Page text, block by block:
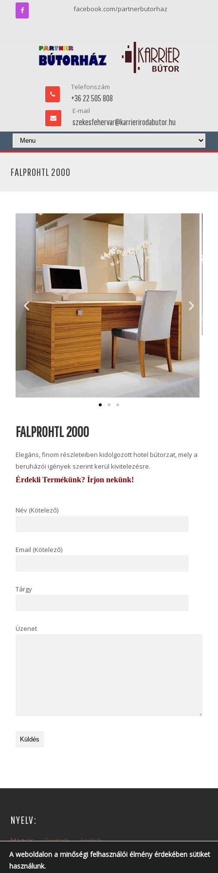
facebook.com/partnerbutorhaz
Telefonszám
+36 22 505 808
E-mail
szekesfehervar@karrierirodabutor.hu
FALPROHTL 2000
FALPROHTL 2000
Elegáns, finom részleteiben kidolgozott hotel bútorzat, mely a
beruházói igények szerint kerül kivitelezésre.
Érdekli Termékünk? Írjon nekünk!
Név (Kötelező)
Email (Kötelező)
Tárgy
Üzenet
NYELV:
Magyar Deutsch English
A weboldalon a minőségi felhasználói élmény érdekében sütiket
használunk.